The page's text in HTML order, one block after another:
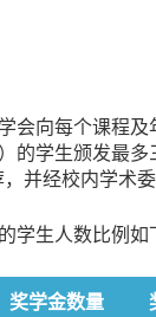
会向每个课程及
的学生颁发最多
并经校内学术委
学生人数比例如
奖学金数量